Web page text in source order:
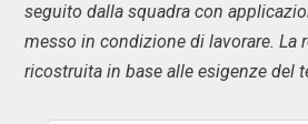
seguito dalla squadra con
messo in condizione di lavorare. La
ricostruita in base alle esigenze del